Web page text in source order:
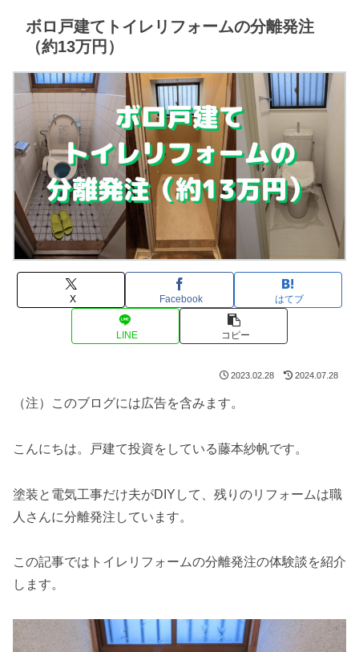
ボロ戸建てトイレリフォームの分離発注
（約13万円）
X Facebook はてブ
LINE コピー
2023.02.28 2024.07.28
（注）このブログには広告を含みます。
こんにちは。戸建て投資をしている藤本紗帆です。
塗装と電気工事だけ夫がDIYして、残りのリフォームは職
人さんに分離発注しています。
この記事ではトイレリフォームの分離発注の体験談を紹介
します。